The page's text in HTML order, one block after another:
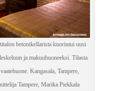
betonikellarista kuoriutui uusi
ja makuuhuoneeksi. Tilasta
Kangasala, Tampere,
Tampere, Marika Piekkala